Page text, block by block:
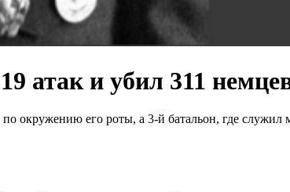
атак и убил 311
окружению его роты, а 3-й батальон, где служил